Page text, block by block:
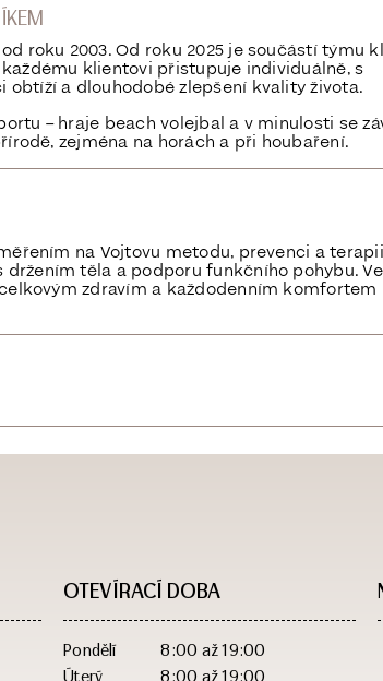
roku 2003. Od roku 2025 je součástí týmu
klientovi přistupuje individuálně, s
a dlouhodobé zlepšení kvality života.
– hraje beach volejbal a v minulosti se
zejména na horách a při houbaření.
na Vojtovu metodu, prevenci a terapii
těla a podporu funkčního pohybu.
zdravím a každodenním komfortem
OTEVÍRACÍ DOBA​
Pondělí
Úterý
8:00 až 19:00
8:00 až 19:00